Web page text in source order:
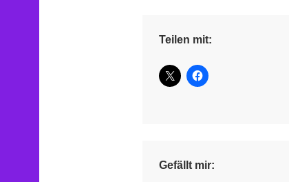
Teilen mit:
Gefällt mir: